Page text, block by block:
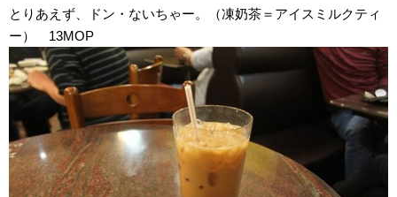
とりあえず、ドン・ないちゃー。（凍奶茶＝アイスミルクティ
ー） 13MOP